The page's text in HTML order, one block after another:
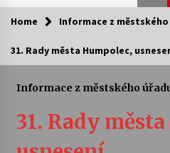
Kam za kulturou?
Sukuba Ensemble
Vernisáž
kapkou
Home Informace z
31. Rady města Humpolec,
Informace z městského
31. Rady